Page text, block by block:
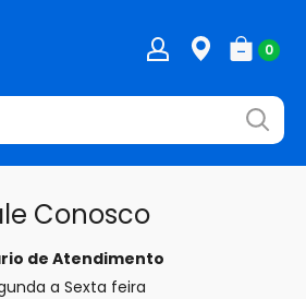
0
Conosco
de Atendimento
a Sexta feira